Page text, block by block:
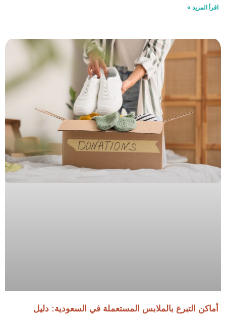
اقرأ المزيد »
أماكن التبرع بالملابس المستعملة في السعودية: دليل